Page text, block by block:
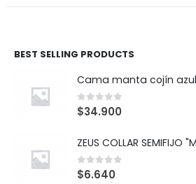
BEST SELLING PRODUCTS
Cama manta cojín azul
0out of 5
$34.900
ZEUS COLLAR SEMIFIJO
0out of 5
$6.640